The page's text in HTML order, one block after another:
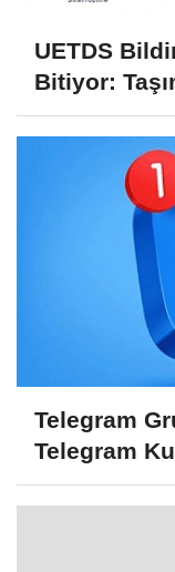
UETDS
Bitiyor:
Telegram
Telegram